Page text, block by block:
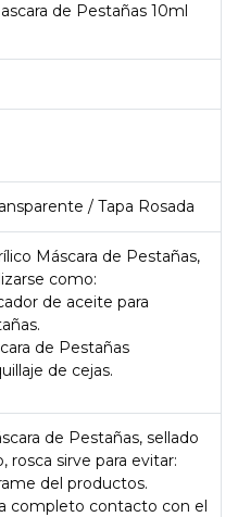
de Pestañas 10ml
/ Tapa Rosada
Máscara de Pestañas,
como:
de aceite para
de Pestañas
de cejas.
de Pestañas, sellado
rosca sirve para evitar:
del productos.
completo contacto con el